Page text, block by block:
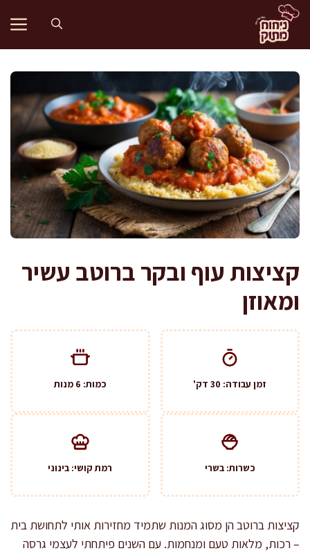
לדלג
לתוכן
קציצות עוף ובקר ברוטב עשיר
ומאוזן
זמן עבודה: 30 דק' כמות: 6 מנות
כשרות: בשרי רמת קושי: בינוני
קציצות ברוטב הן מסוג המנות שתמיד מחזירות אותי לתחושת בית
– רכות, מלאות טעם ומנחמות. עם השנים פיתחתי לעצמי גרסה